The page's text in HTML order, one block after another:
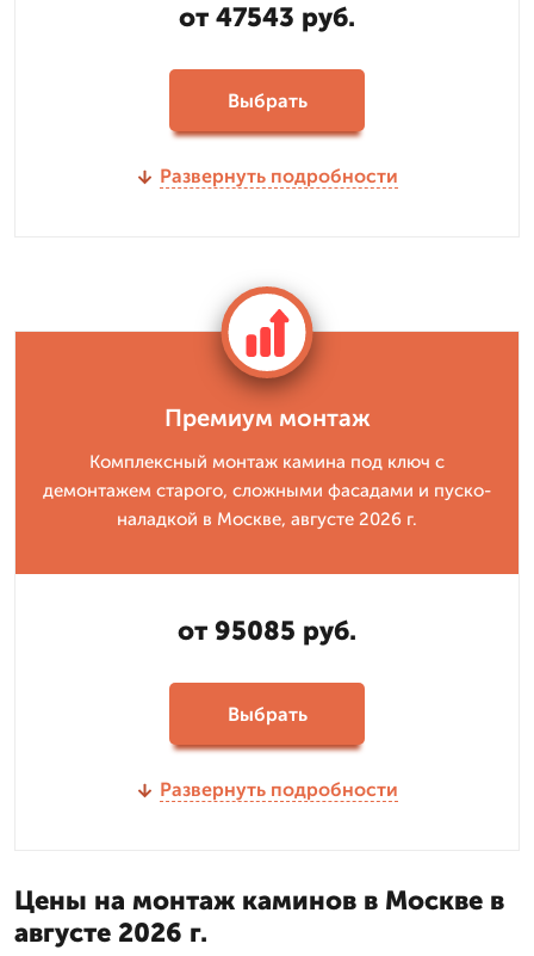
от 47543 руб.
Выбрать
Развернуть подробности
Премиум монтаж
Комплексный монтаж камина под ключ с
демонтажем старого, сложными фасадами и пуско-
наладкой в Москве, августе 2026 г.
от 95085 руб.
Выбрать
Развернуть подробности
Цены на монтаж каминов в Москве в
августе 2026 г.